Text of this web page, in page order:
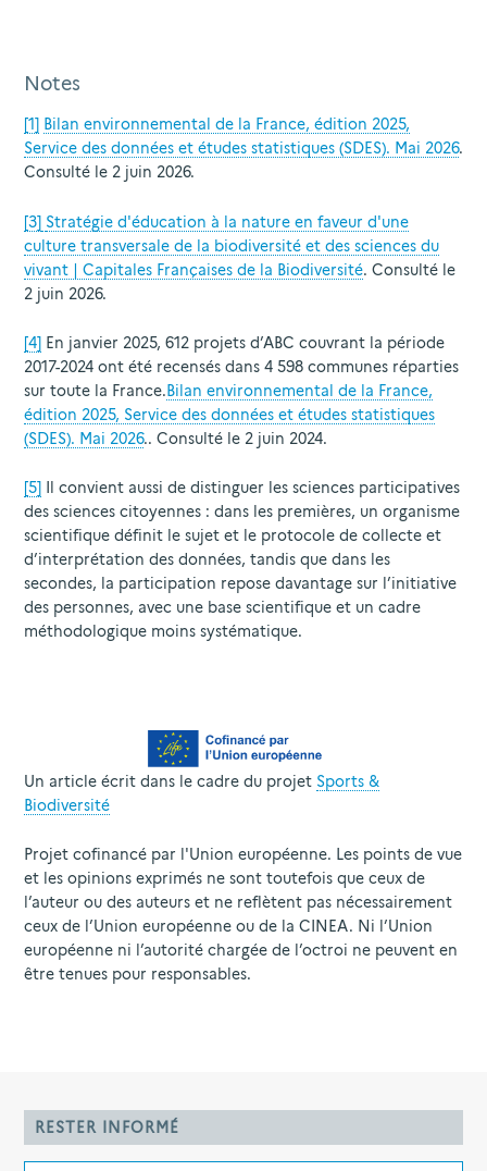
Notes
[1] Bilan environnemental de la France, édition 2025,
Service des données et études statistiques (SDES). Mai 2026.
Consulté le 2 juin 2026.
[3] Stratégie d'éducation à la nature en faveur d'une
culture transversale de la biodiversité et des sciences du
vivant | Capitales Françaises de la Biodiversité. Consulté le
2 juin 2026.
[4] En janvier 2025, 612 projets d’ABC couvrant la période
2017-2024 ont été recensés dans 4 598 communes réparties
sur toute la France.Bilan environnemental de la France,
édition 2025, Service des données et études statistiques
(SDES). Mai 2026.. Consulté le 2 juin 2024.
[5] Il convient aussi de distinguer les sciences participatives
des sciences citoyennes : dans les premières, un organisme
scientifique définit le sujet et le protocole de collecte et
d’interprétation des données, tandis que dans les
secondes, la participation repose davantage sur l’initiative
des personnes, avec une base scientifique et un cadre
méthodologique moins systématique.
Un article écrit dans le cadre du projet Sports &
Biodiversité
Projet cofinancé par l'Union européenne. Les points de vue
et les opinions exprimés ne sont toutefois que ceux de
l’auteur ou des auteurs et ne reflètent pas nécessairement
ceux de l’Union européenne ou de la CINEA. Ni l’Union
européenne ni l’autorité chargée de l’octroi ne peuvent en
être tenues pour responsables.
RESTER INFORMÉ